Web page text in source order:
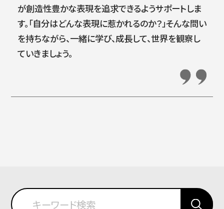
が創造性豊かな表現を追求できるようサポートしま
す。「自分はどんな表現に惹かれるのか？」そんな問い
を持ちながら、一緒に学び、成長して、世界を観察し
ていきましょう。